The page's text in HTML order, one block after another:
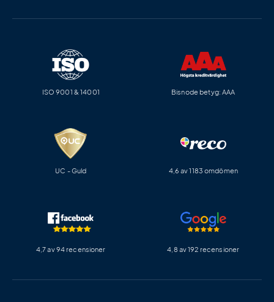
ISO 9001 & 14001 Bisnode betyg: AAA
UC - Guld 4,6 av 1183 omdömen
4,7 av 94 recensioner 4,8 av 192 recensioner